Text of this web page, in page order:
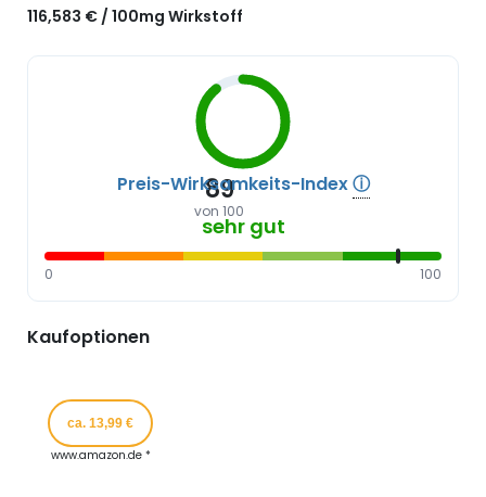
116,583 € / 100mg Wirkstoff
89
von 100
Preis-Wirksamkeits-Indexⓘ
sehr gut
0 100
Kaufoptionen
ca. 13,99 €
www.amazon.de *